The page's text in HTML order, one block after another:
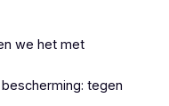
we het met
tegen